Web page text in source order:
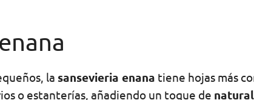
la sansevieria enana tiene hojas más
o estanterías, añadiendo un toque de